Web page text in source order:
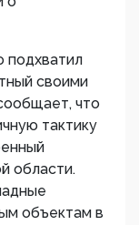
подхватил
своими
что
тактику
области.
объектам в